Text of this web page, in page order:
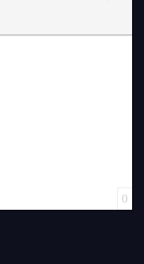
spoiler
0